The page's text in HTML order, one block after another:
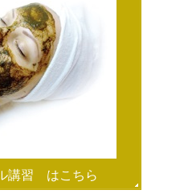
講習 はこちら